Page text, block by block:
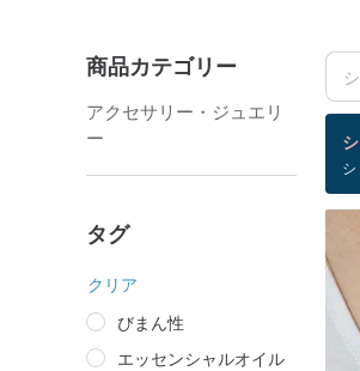
商品カテゴリー
アクセサリー・ジュエリ
ー
タグ
クリア
びまん性
エッセンシャルオイル
検